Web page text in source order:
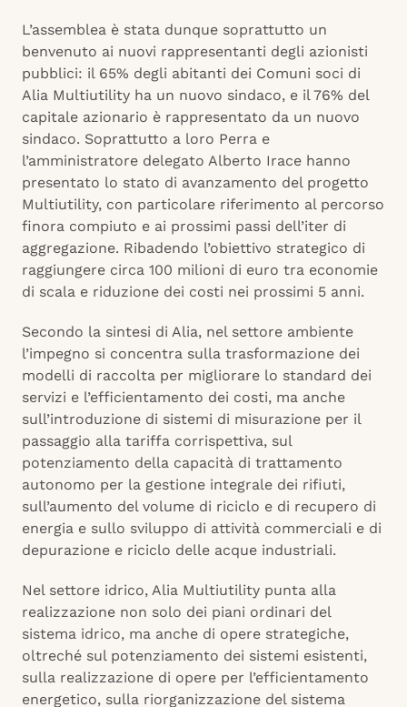
L’assemblea è stata dunque soprattutto un
benvenuto ai nuovi rappresentanti degli azionisti
pubblici: il 65% degli abitanti dei Comuni soci di
Alia Multiutility ha un nuovo sindaco, e il 76% del
capitale azionario è rappresentato da un nuovo
sindaco. Soprattutto a loro Perra e
l’amministratore delegato Alberto Irace hanno
presentato lo stato di avanzamento del progetto
Multiutility, con particolare riferimento al percorso
finora compiuto e ai prossimi passi dell’iter di
aggregazione. Ribadendo l’obiettivo strategico di
raggiungere circa 100 milioni di euro tra economie
di scala e riduzione dei costi nei prossimi 5 anni.
Secondo la sintesi di Alia, nel settore ambiente
l’impegno si concentra sulla trasformazione dei
modelli di raccolta per migliorare lo standard dei
servizi e l’efficientamento dei costi, ma anche
sull’introduzione di sistemi di misurazione per il
passaggio alla tariffa corrispettiva, sul
potenziamento della capacità di trattamento
autonomo per la gestione integrale dei rifiuti,
sull’aumento del volume di riciclo e di recupero di
energia e sullo sviluppo di attività commerciali e di
depurazione e riciclo delle acque industriali.
Nel settore idrico, Alia Multiutility punta alla
realizzazione non solo dei piani ordinari del
sistema idrico, ma anche di opere strategiche,
oltreché sul potenziamento dei sistemi esistenti,
sulla realizzazione di opere per l’efficientamento
energetico, sulla riorganizzazione del sistema